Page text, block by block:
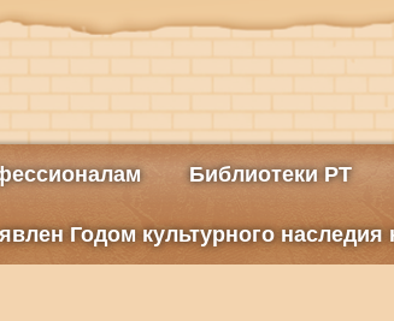
Библиотеки РТ
Годом культурного